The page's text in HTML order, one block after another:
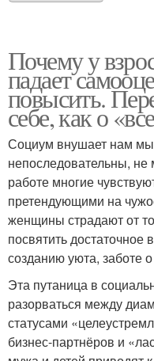
Почему у
падает
повысить.
себе, как о
Социум внушает нам
непоследовательны, не
работе многие
претендующими на
женщины страдают от
посвятить
созданию уюта, заботе
Эта путаница в
разорваться между
статусами
бизнес-партнёров и